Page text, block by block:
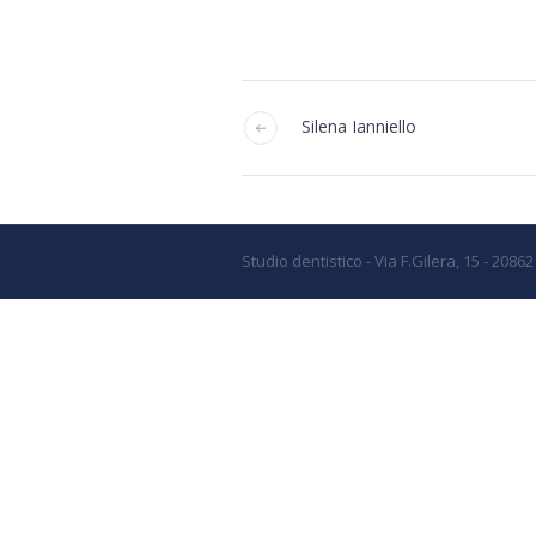
Silena Ianniello
Studio dentistico - Via F.Gilera, 15 -